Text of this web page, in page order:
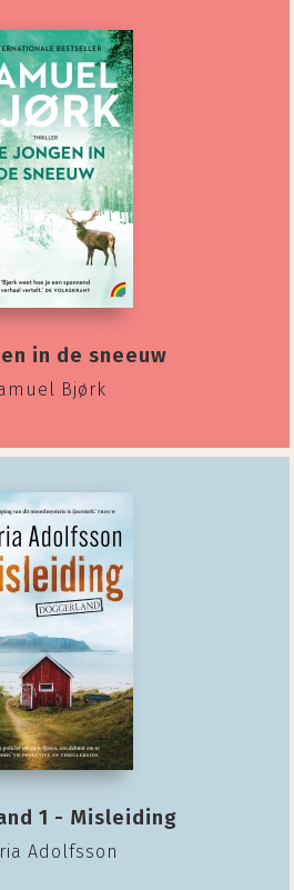
in de sneeuw
Bjørk
1 - Misleiding
Adolfsson